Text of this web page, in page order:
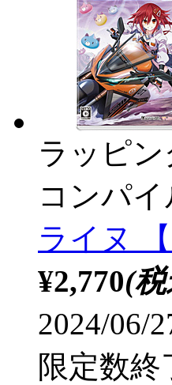
ラッピン
コンパイ
ライヌ
¥2,770(
2024/06/
限定数終